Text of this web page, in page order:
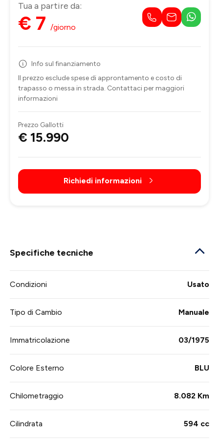
Tua a partire da:
€ 7 /giorno
Info sul finanziamento
Il prezzo esclude spese di approntamento e costo di
trapasso o messa in strada. Contattaci per maggiori
informazioni
Prezzo Gallotti
€ 15.990
Richiedi informazioni
Specifiche tecniche
Condizioni Usato
Tipo di Cambio Manuale
Immatricolazione 03/1975
Colore Esterno BLU
Chilometraggio 8.082 Km
Cilindrata 594 cc